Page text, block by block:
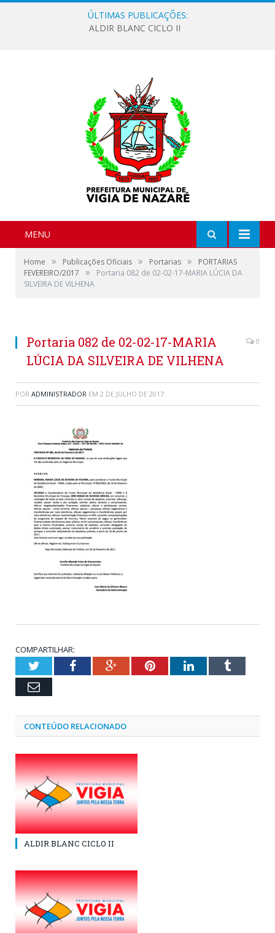
ÚLTIMAS PUBLICAÇÕES:
ALDIR BLANC CICLO II
MENU
Home » Publicações Oficiais » Portarias »
PORTARIAS
FEVEREIRO/2017
»
Portaria 082 de 02-02-17-MARIA LÚCIA DA
SILVEIRA DE VILHENA
Portaria 082 de 02-02-17-MARIA
LÚCIA DA SILVEIRA DE VILHENA
0
POR ADMINISTRADOR EM 2 DE JULHO DE 2017
COMPARTILHAR:
TwitterFacebookGoogle+PinterestLinkedInTumblr
Email
CONTEÚDO RELACIONADO
ALDIR BLANC CICLO II